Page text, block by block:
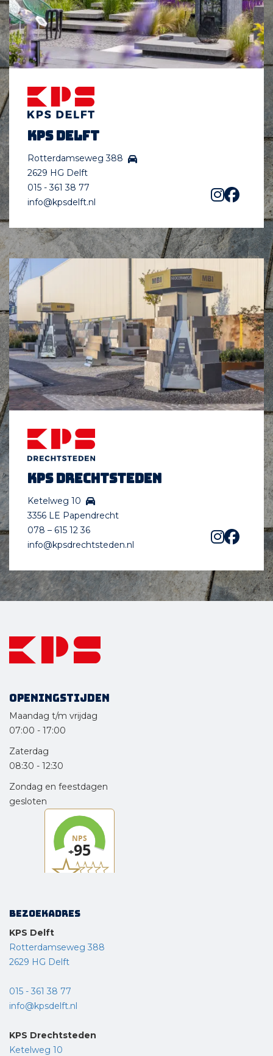
KPS Delft
Rotterdamseweg 388
2629 HG Delft
015 - 361 38 77
info@kpsdelft.nl
KPS Drechtsteden
Ketelweg 10
3356 LE Papendrecht
078 – 615 12 36
info@kpsdrechtsteden.nl
Openingstijden
Maandag t/m vrijdag
07:00 - 17:00
Zaterdag
08:30 - 12:30
Zondag en feestdagen
gesloten
Bezoekadres
KPS Delft
Rotterdamseweg 388
2629 HG Delft
015 - 361 38 77
info@kpsdelft.nl
KPS Drechtsteden
Ketelweg 10